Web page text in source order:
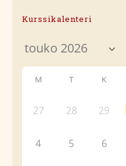
Kurssikalenteri
M T K
27 28 29
4 5 6